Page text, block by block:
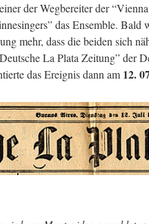
der Wegbereiter der
das Ensemble.
mehr, dass die beiden sich
La Plata Zeitung” der
das Ereignis dann am 12.